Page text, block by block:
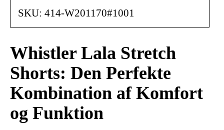
SKU: 414-W201170#1001
Whistler Lala Stretch
Shorts: Den Perfekte
Kombination af Komfort
og Funktion